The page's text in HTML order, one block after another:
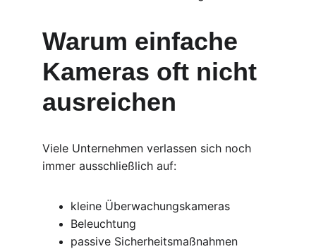
Warum einfache
Kameras oft nicht
ausreichen
Viele Unternehmen verlassen sich noch
immer ausschließlich auf:
kleine Überwachungskameras
Beleuchtung
passive Sicherheitsmaßnahmen